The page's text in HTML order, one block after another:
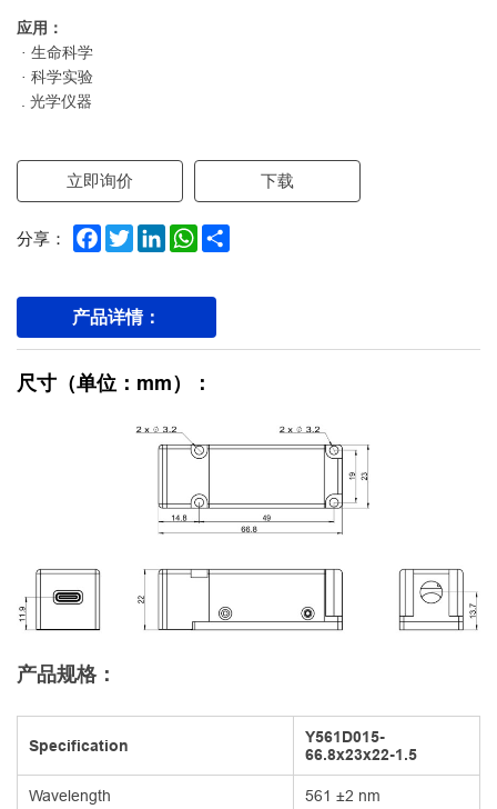
应用：
· 生命科学
· 科学实验
. 光学仪器
立即询价 下载
分享： Facebook
TwitterLinkedInWhatsApp
产品详情：
尺寸（单位：mm）：
产品规格：
Specification
Y561D015-
66.8x23x22-1.5
Wavelength
561 ±2 nm